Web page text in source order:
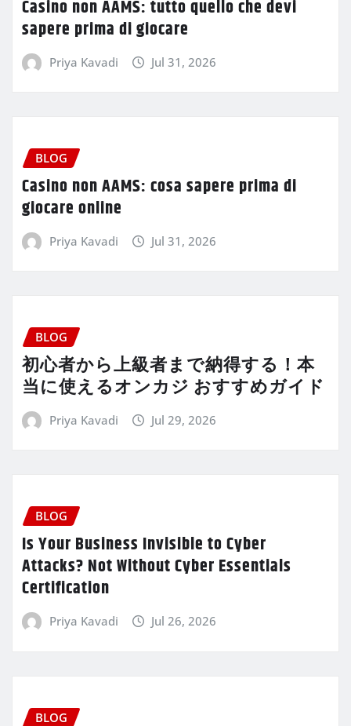
Casino non AAMS: tutto quello che devi
sapere prima di giocare
Priya Kavadi Jul 31, 2026
BLOG
Casino non AAMS: cosa sapere prima di
giocare online
Priya Kavadi Jul 31, 2026
BLOG
初心者から上級者まで納得する！本
当に使えるオンカジ おすすめガイド
Priya Kavadi Jul 29, 2026
BLOG
Is Your Business Invisible to Cyber
Attacks? Not Without Cyber Essentials
Certification
Priya Kavadi Jul 26, 2026
BLOG